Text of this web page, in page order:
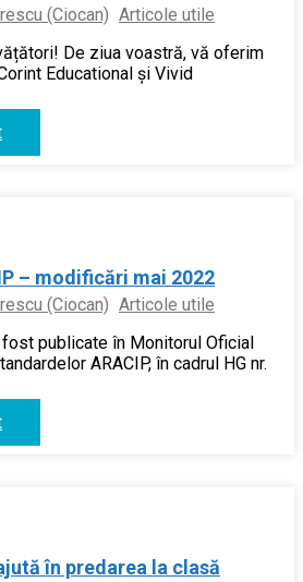
(Ciocan) Articole utile
De ziua voastră, vă oferim
Educational și Vivid
– modificări mai 2022
(Ciocan) Articole utile
fost publicate în Monitorul Oficial
ARACIP, în cadrul HG nr.
în predarea la clasă